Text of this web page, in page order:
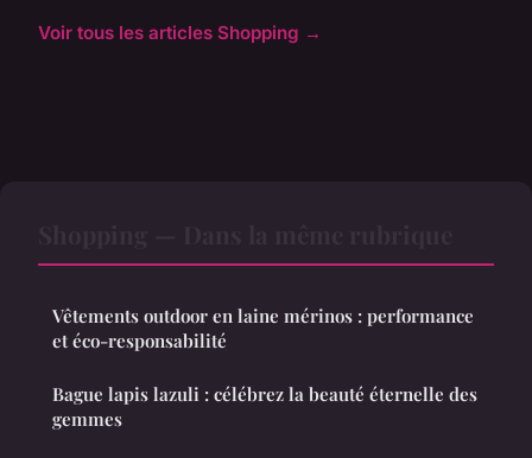
Voir tous les articles Shopping →
Vêtements outdoor en laine mérinos : performance
et éco-responsabilité
Bague lapis lazuli : célébrez la beauté éternelle des
gemmes